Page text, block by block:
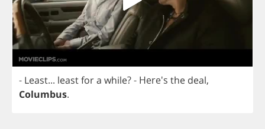
- Least... leastfora while?- Here's the deal,
Columbus.